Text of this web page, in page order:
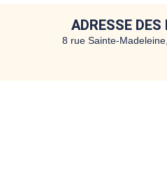
ADRESSE DES
8 rue Sainte-